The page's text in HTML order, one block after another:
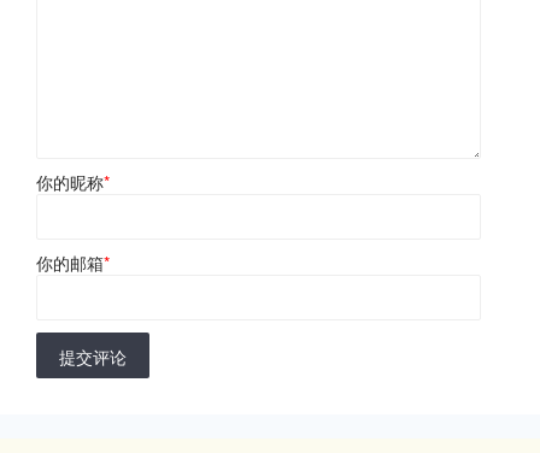
你的昵称*
你的邮箱*
提交评论